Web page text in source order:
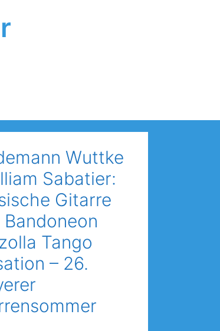
Wuttke
Sabatier:
Gitarre
Tango
– 26.